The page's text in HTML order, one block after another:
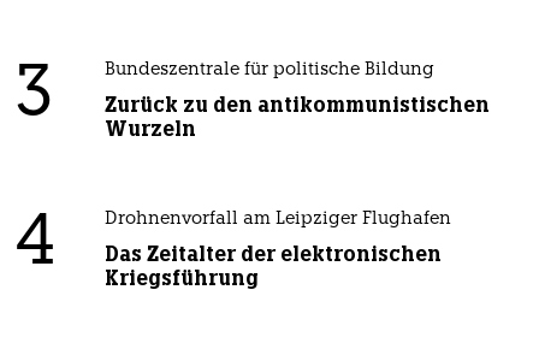
3 Bundeszentrale für politische Bildung
Zurück zu den antikommunistischen
Wurzeln
4 Drohnenvorfall am Leipziger Flughafen
Das Zeitalter der elektronischen
Kriegsführung